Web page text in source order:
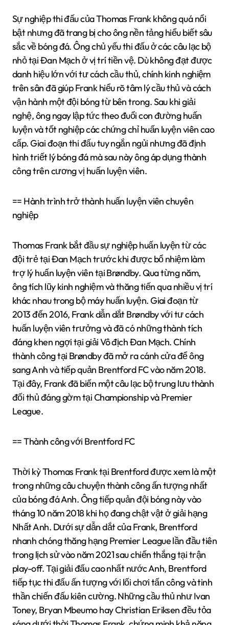
Sự nghiệp thi đấu của Thomas Frank không quá nổi
bật nhưng đã trang bị cho ông nền tảng hiểu biết sâu
sắc về bóng đá. Ông chủ yếu thi đấu ở các câu lạc bộ
nhỏ tại Đan Mạch ở vị trí tiền vệ. Dù không đạt được
danh hiệu lớn với tư cách cầu thủ, chính kinh nghiệm
trên sân đã giúp Frank hiểu rõ tâm lý cầu thủ và cách
vận hành một đội bóng từ bên trong. Sau khi giải
nghệ, ông ngay lập tức theo đuổi con đường huấn
luyện và tốt nghiệp các chứng chỉ huấn luyện viên cao
cấp. Giai đoạn thi đấu tuy ngắn ngủi nhưng đã định
hình triết lý bóng đá mà sau này ông áp dụng thành
công trên cương vị huấn luyện viên.
== Hành trình trở thành huấn luyện viên chuyên
nghiệp
Thomas Frank bắt đầu sự nghiệp huấn luyện từ các
đội trẻ tại Đan Mạch trước khi được bổ nhiệm làm
trợ lý huấn luyện viên tại Brøndby. Qua từng năm,
ông tích lũy kinh nghiệm và thăng tiến qua nhiều vị trí
khác nhau trong bộ máy huấn luyện. Giai đoạn từ
2013 đến 2016, Frank dẫn dắt Brøndby với tư cách
huấn luyện viên trưởng và đã có những thành tích
đáng khen ngợi tại giải Vô địch Đan Mạch. Chính
thành công tại Brøndby đã mở ra cánh cửa để ông
sang Anh và tiếp quản Brentford FC vào năm 2018.
Tại đây, Frank đã biến một câu lạc bộ trung lưu thành
đối thủ đáng gờm tại Championship và Premier
League.
== Thành công với Brentford FC
Thời kỳ Thomas Frank tại Brentford được xem là một
trong những câu chuyện thành công ấn tượng nhất
của bóng đá Anh. Ông tiếp quản đội bóng này vào
tháng 10 năm 2018 khi họ đang chật vật ở giải hạng
Nhất Anh. Dưới sự dẫn dắt của Frank, Brentford
nhanh chóng thăng hạng Premier League lần đầu tiên
trong lịch sử vào năm 2021 sau chiến thắng tại trận
play-off. Tại giải đấu cao nhất nước Anh, Brentford
tiếp tục thi đấu ấn tượng với lối chơi tấn công và tinh
thần chiến đấu kiên cường. Những cầu thủ như Ivan
Toney, Bryan Mbeumo hay Christian Eriksen đều tỏa